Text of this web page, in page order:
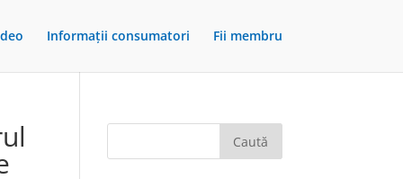
Informații consumatori Fii membru
Caută